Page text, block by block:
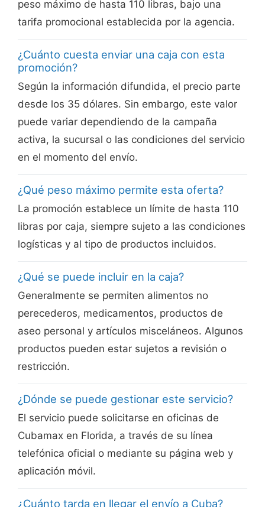
peso máximo de hasta 110 libras, bajo una
tarifa promocional establecida por la agencia.
¿Cuánto cuesta enviar una caja con esta
promoción?
Según la información difundida, el precio parte
desde los 35 dólares. Sin embargo, este valor
puede variar dependiendo de la campaña
activa, la sucursal o las condiciones del servicio
en el momento del envío.
¿Qué peso máximo permite esta oferta?
La promoción establece un límite de hasta 110
libras por caja, siempre sujeto a las condiciones
logísticas y al tipo de productos incluidos.
¿Qué se puede incluir en la caja?
Generalmente se permiten alimentos no
perecederos, medicamentos, productos de
aseo personal y artículos misceláneos. Algunos
productos pueden estar sujetos a revisión o
restricción.
¿Dónde se puede gestionar este servicio?
El servicio puede solicitarse en oficinas de
Cubamax en Florida, a través de su línea
telefónica oficial o mediante su página web y
aplicación móvil.
¿Cuánto tarda en llegar el envío a Cuba?